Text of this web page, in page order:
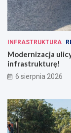
INFRASTRUKTURA
Modernizacja
infrastrukturę!
6 sierpnia 2026